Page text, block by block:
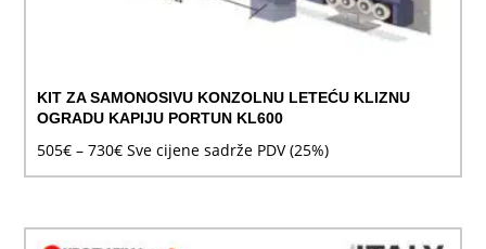
KIT ZA SAMONOSIVU KONZOLNU LETEĆU KLIZNU
OGRADU KAPIJU PORTUN KL600
505€ – 730€Raspon
cijena:
505€
Sve cijene sadrže PDV (25%)